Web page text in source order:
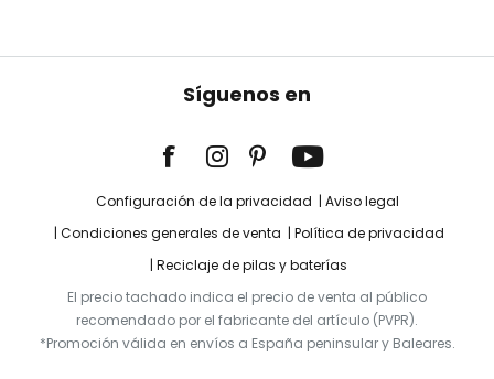
Síguenos en
Configuración de la privacidad
Aviso legal
Condiciones generales de venta
Política de privacidad
Reciclaje de pilas y baterías
El precio tachado indica el precio de venta al público
recomendado por el fabricante del artículo (PVPR).
*Promoción válida en envíos a España peninsular y Baleares.